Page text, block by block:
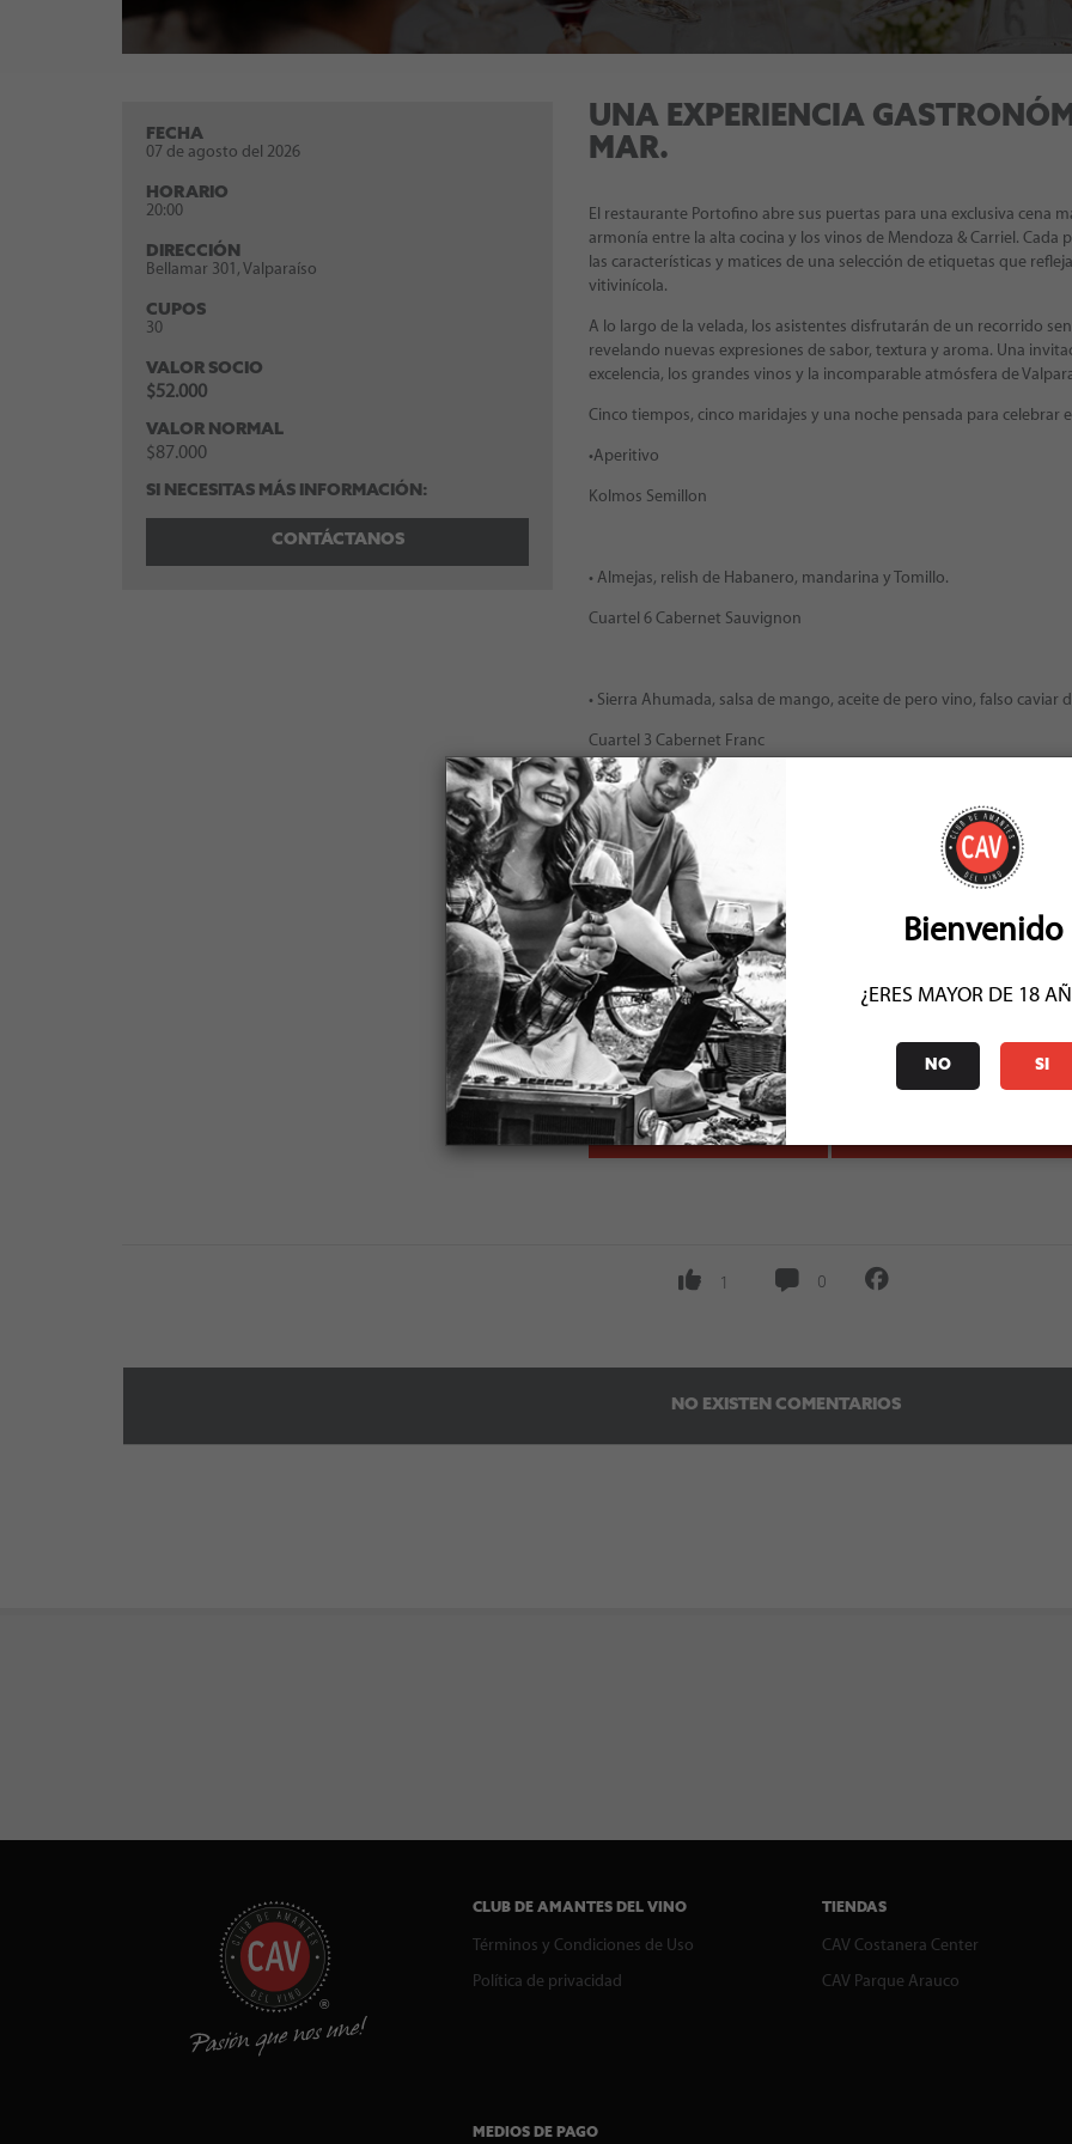
FECHA
07 de agosto del 2026
HORARIO
20:00
DIRECCIÓN
Bellamar 301, Valparaíso
CUPOS
30
VALOR SOCIO
$52.000
VALOR NORMAL
$87.000
SI NECESITAS MÁS INFORMACIÓN:
CONTÁCTANOS
UNA EXPERIENCIA
MAR.
El restaurante Portofino abre sus puertas para una exclusiva cena
armonía entre la alta cocina y los vinos de Mendoza & Carriel.
las características y matices de una selección de etiquetas que
vitivinícola.
A lo largo de la velada, los asistentes disfrutarán de un recorrido
revelando nuevas expresiones de sabor, textura y aroma. Una
excelencia, los grandes vinos y la incomparable atmósfera de
Cinco tiempos, cinco maridajes y una noche pensada para celebrar
•Aperitivo
Kolmos Semillon
• Almejas, relish de Habanero, mandarina y Tomillo.
Cuartel 6 Cabernet Sauvignon
• Sierra Ahumada, salsa de mango, aceite de pero vino, falso caviar
Cuartel 3 Cabernet Franc
•Brasato de Res, Cotoletta de Melanzane, percorino Romano,
Vinos Atavus Carmenere y Blend
• Próstata de Pera, nuez, vainilla y Gelato de Nuez.
Vino Atavus Malbec
** Para comprar este evento debes estar registrado
COMPRA AQUÍ
1 0
NO EXISTEN COMENTARIOS
Bienvenido
¿ERES MAYOR DE 18
NO SI
CLUB DE AMANTES DEL VINO
Términos y Condiciones de Uso
Política de privacidad
TIENDAS
CAV Costanera Center
CAV Parque Arauco
MEDIOS DE PAGO